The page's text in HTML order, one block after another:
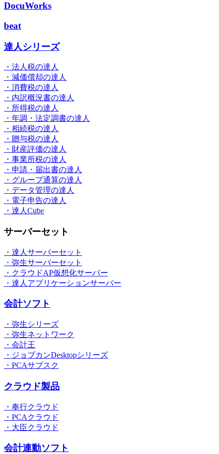
DocuWorks
beat
達人シリーズ
・法人税の達人
・減価償却の達人
・消費税の達人
・内訳概況書の達人
・所得税の達人
・年調・法定調書の達人
・相続税の達人
・贈与税の達人
・財産評価の達人
・事業所税の達人
・申請・届出書の達人
・グループ通算の達人
・データ管理の達人
・電子申告の達人
・達人Cube
サーバーセット
・達人サーバーセット
・弥生サーバーセット
・クラウドAP仮想化サーバー
・達人アプリケーションサーバー
会計ソフト
・弥生シリーズ
・弥生ネットワーク
・会計王
・ジョブカンDesktopシリーズ
・PCAサブスク
クラウド製品
・奉行クラウド
・PCAクラウド
・大臣クラウド
会計連動ソフト